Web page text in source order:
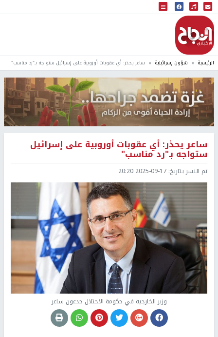
البث المباشر
إذاعة النجاح
الرئيسية شؤون إسرائيلية ساعر يحذر: أي عقوبات أوروبية على إسرائيل ستواجه بـ"رد مناسب"
ساعر يحذر: أي عقوبات أوروبية على إسرائيل
ستواجه بـ"رد مناسب"
تم النشر بتاريخ: 2025-09-17 20:20
وزير الخارجية في حكومة الاحتلال جدعون ساعر